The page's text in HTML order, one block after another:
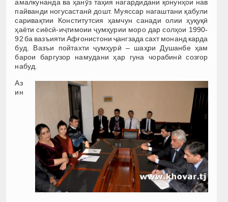
амалкунанда ва ҳанӯз таҳия нагардидани қонунҳои нав
пайванди ногусастанӣ дошт. Муяссар нагаштани қабули
саривақтии Конститутсия ҳамчун санади олии ҳуқуқӣ
ҳаёти сиёсӣ-иҷтимоии ҷумҳурии моро дар солҳои 1990-
92 ба вазъияти Афғонистони ҷангзада сахт монанд карда
буд. Вазъи пойтахти ҷумҳурӣ – шаҳри Душанбе ҳам
барои баргузор намудани ҳар гуна чорабинӣ созгор
набуд.
Аз
ин